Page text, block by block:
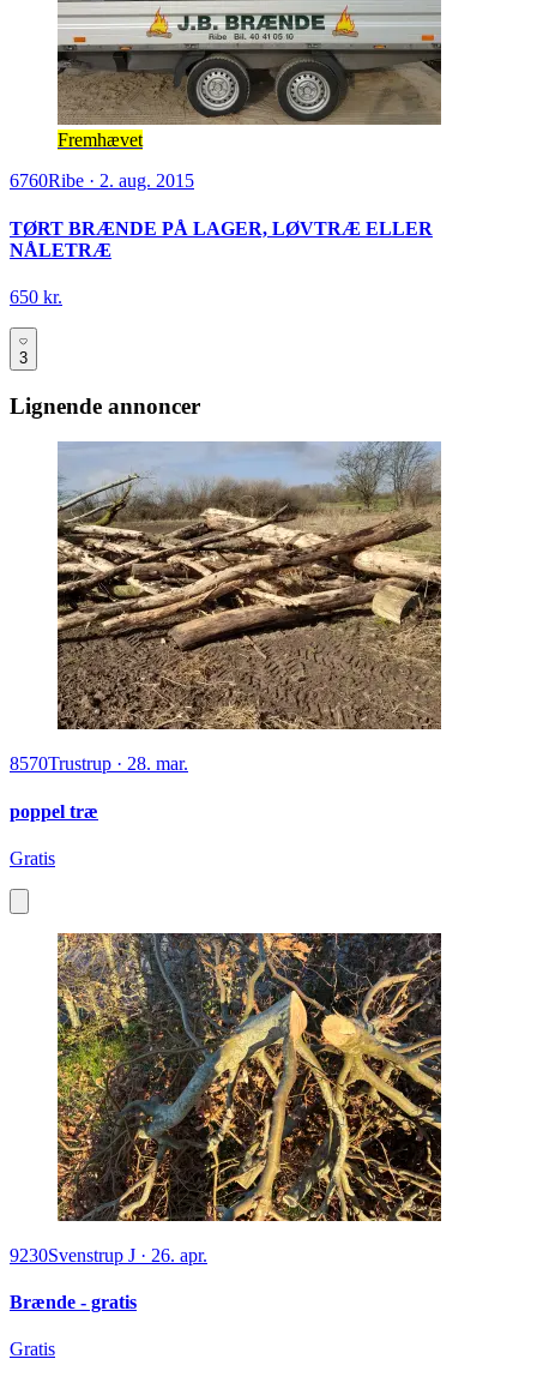
Fremhævet
6760Ribe · 2. aug. 2015
TØRT BRÆNDE PÅ LAGER, LØVTRÆ ELLER
NÅLETRÆ
650 kr.
3
Lignende annoncer
8570Trustrup · 28. mar.
poppel træ
Gratis
9230Svenstrup J · 26. apr.
Brænde - gratis
Gratis